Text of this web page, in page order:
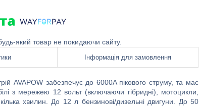
який товар не покидаючи сайту.
Інформація для замовлення
AVAPOW забезпечує до 6000A пікового струму,та має
з мережею 12 вольт(включаючи гібридні), мотоцикли,
хвилин. До 12 л бензинові/дизельні двигуни . До50